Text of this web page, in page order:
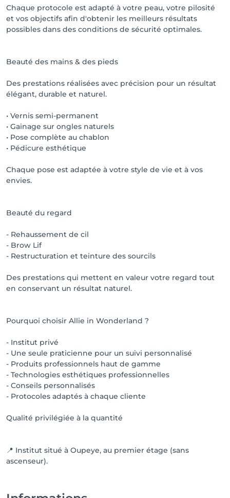
Chaque protocole est adapté à votre peau, votre pilosité
et vos objectifs afin d'obtenir les meilleurs résultats
possibles dans des conditions de sécurité optimales.
Beauté des mains & des pieds
Des prestations réalisées avec précision pour un résultat
élégant, durable et naturel.
• Vernis semi-permanent
• Gainage sur ongles naturels
• Pose complète au chablon
• Pédicure esthétique
Chaque pose est adaptée à votre style de vie et à vos
envies.
Beauté du regard
- Rehaussement de cil
- Brow Lif
- Restructuration et teinture des sourcils
Des prestations qui mettent en valeur votre regard tout
en conservant un résultat naturel.
Pourquoi choisir Allie in Wonderland ?
- Institut privé
- Une seule praticienne pour un suivi personnalisé
- Produits professionnels haut de gamme
- Technologies esthétiques professionnelles
- Conseils personnalisés
- Protocoles adaptés à chaque cliente
Qualité privilégiée à la quantité
📍 Institut situé à Oupeye, au premier étage (sans
ascenseur).